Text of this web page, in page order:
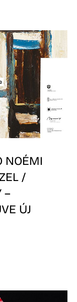
NOÉMI
/
–
ÚJ